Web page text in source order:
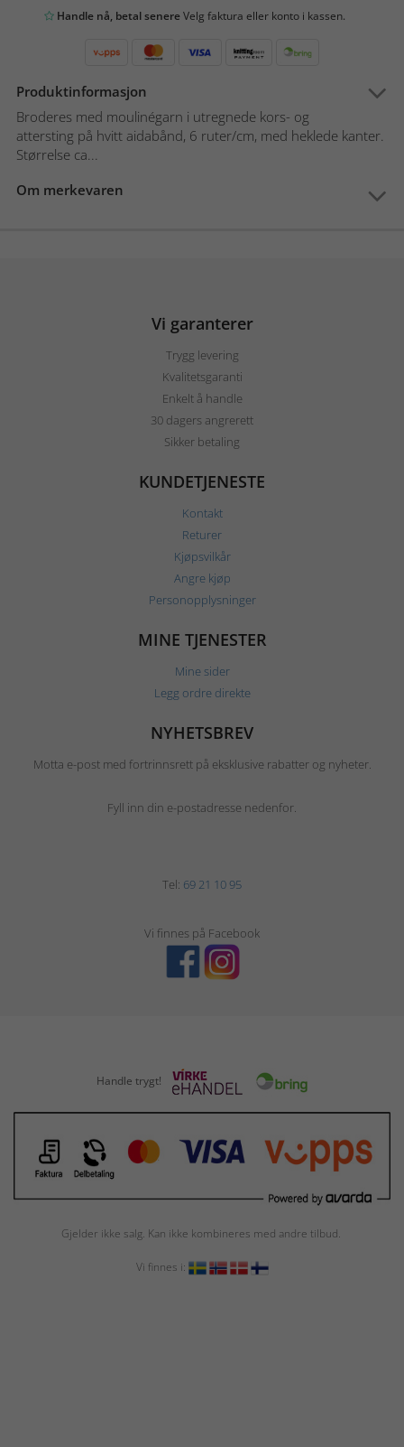
Handle nå, betal senereVelg faktura eller konto i kassen.
Produktinformasjon
Broderes med moulinégarn i utregnede kors- og
attersting på hvitt aidabånd, 6 ruter/cm, med heklede kanter.
Størrelse ca...
Om merkevaren
Vi garanterer
Trygg levering
Kvalitetsgaranti
Enkelt å handle
30 dagers angrerett
Sikker betaling
KUNDETJENESTE
Kontakt
Returer
Kjøpsvilkår
Angre kjøp
Personopplysninger
MINE TJENESTER
Mine sider
Legg ordre direkte
NYHETSBREV
Motta e-post med fortrinnsrett på eksklusive rabatter og nyheter.
Fyll inn din e-postadresse nedenfor.
Tel: 69 21 10 95
Vi finnes på Facebook
Handle trygt!
Gjelder ikke salg. Kan ikke kombineres med andre tilbud.
Vi finnes i: